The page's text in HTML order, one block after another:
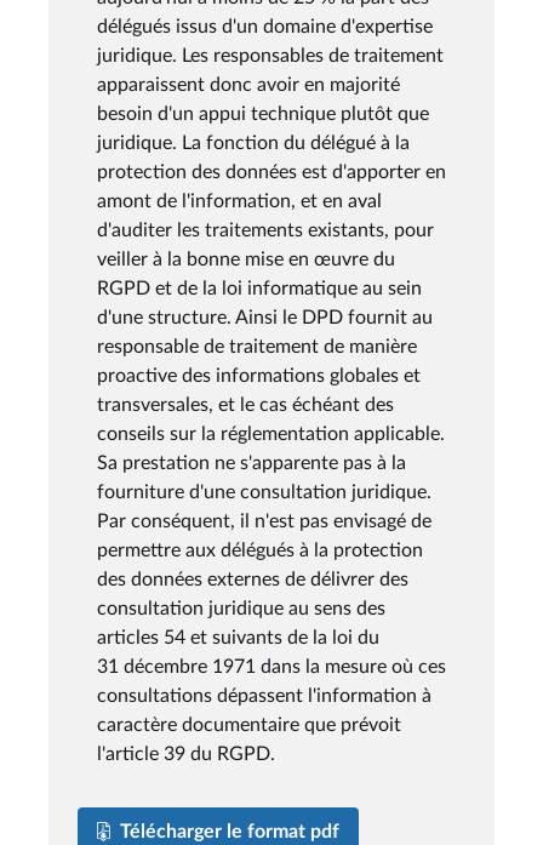
délégués issus d'un domaine d'expertise
juridique. Les responsables de traitement
apparaissent donc avoir en majorité
besoin d'un appui technique plutôt que
juridique. La fonction du délégué à la
protection des données est d'apporter en
amont de l'information, et en aval
d'auditer les traitements existants, pour
veiller à la bonne mise en œuvre du
RGPD et de la loi informatique au sein
d'une structure. Ainsi le DPD fournit au
responsable de traitement de manière
proactive des informations globales et
transversales, et le cas échéant des
conseils sur la réglementation applicable.
Sa prestation ne s'apparente pas à la
fourniture d'une consultation juridique.
Par conséquent, il n'est pas envisagé de
permettre aux délégués à la protection
des données externes de délivrer des
consultation juridique au sens des
articles 54 et suivants de la loi du
31 décembre 1971 dans la mesure où ces
consultations dépassent l'information à
caractère documentaire que prévoit
l'article 39 du RGPD.
Télécharger le format pdf